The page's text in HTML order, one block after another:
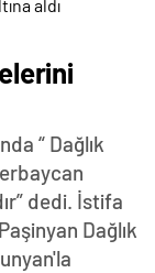
“ Dağlık
dedi. İstifa
Dağlık